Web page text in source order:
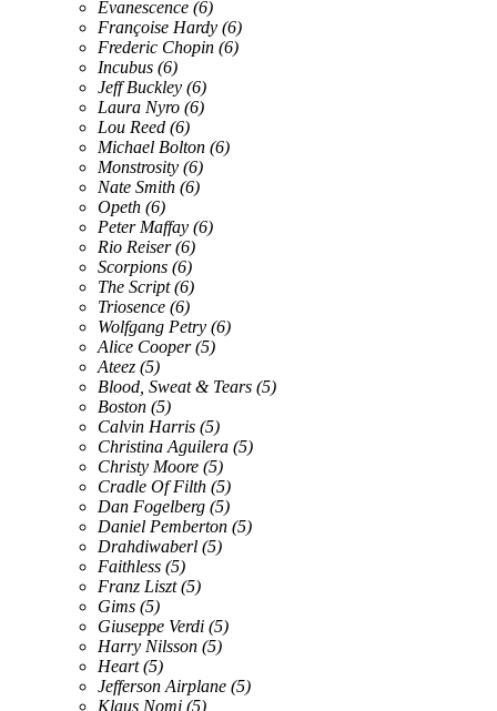
Evanescence (6)
Françoise Hardy (6)
Frederic Chopin (6)
Incubus (6)
Jeff Buckley (6)
Laura Nyro (6)
Lou Reed (6)
Michael Bolton (6)
Monstrosity (6)
Nate Smith (6)
Opeth (6)
Peter Maffay (6)
Rio Reiser (6)
Scorpions (6)
The Script (6)
Triosence (6)
Wolfgang Petry (6)
Alice Cooper (5)
Ateez (5)
Blood, Sweat & Tears (5)
Boston (5)
Calvin Harris (5)
Christina Aguilera (5)
Christy Moore (5)
Cradle Of Filth (5)
Dan Fogelberg (5)
Daniel Pemberton (5)
Drahdiwaberl (5)
Faithless (5)
Franz Liszt(5)
Gims (5)
Giuseppe Verdi (5)
Harry Nilsson (5)
Heart (5)
Jefferson Airplane (5)
Klaus Nomi (5)